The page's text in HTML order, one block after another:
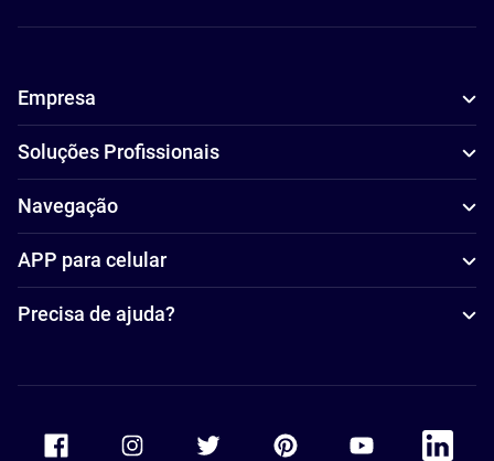
Empresa
Soluções Profissionais
Navegação
APP para celular
Precisa de ajuda?
Accor Youtube
Accor